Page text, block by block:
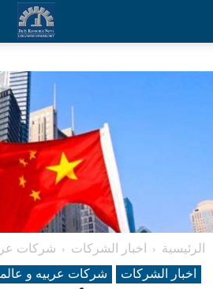
الرئيسية اخبار الشركات
شرکات
اخبار الشركات
شرکات عربیه و